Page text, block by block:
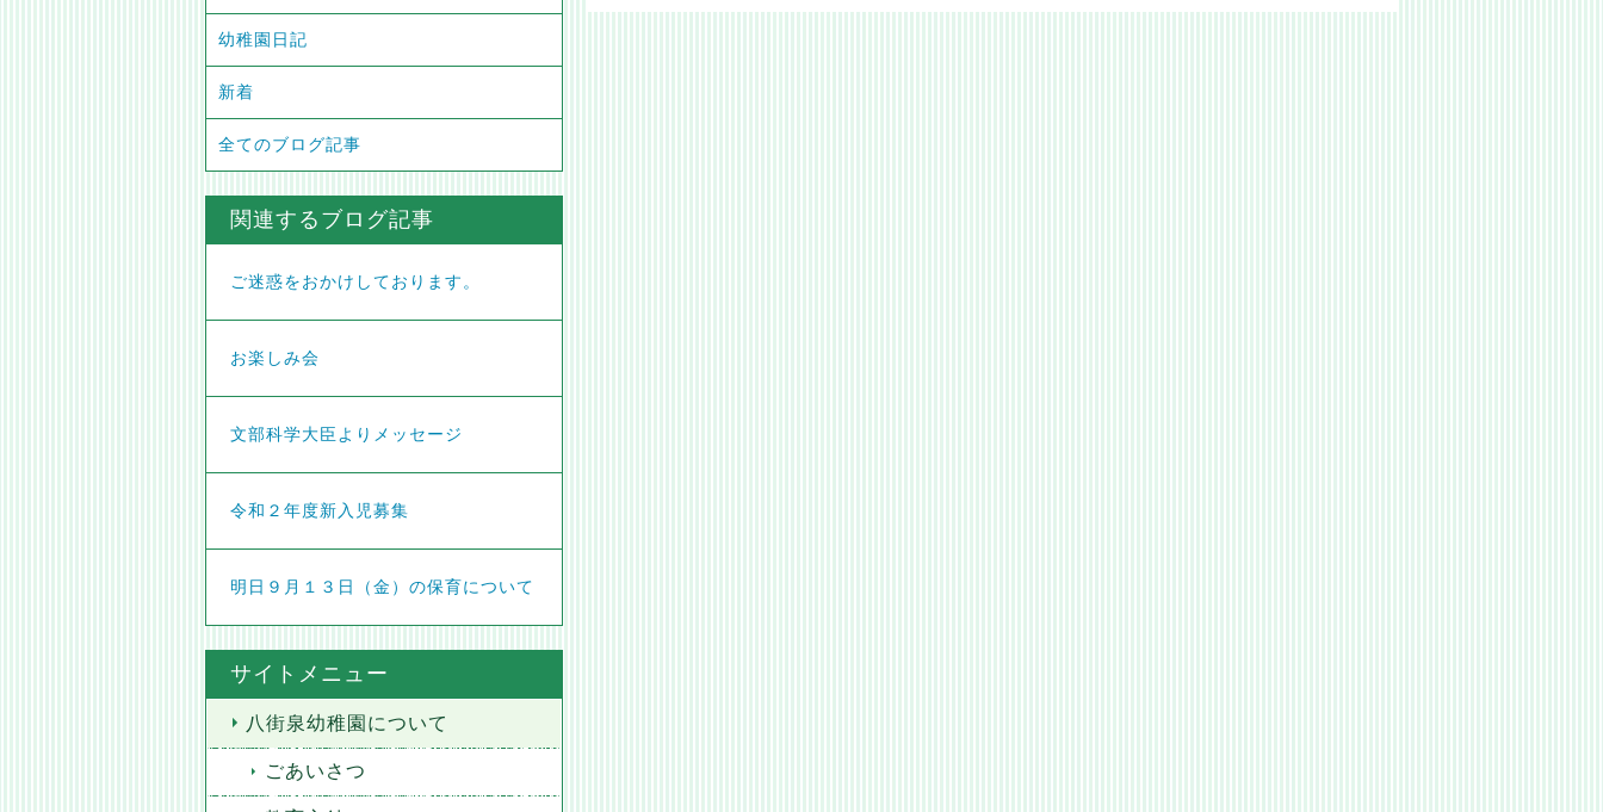
幼稚園日記
新着
全てのブログ記事
関連するブログ記事
ご迷惑をおかけしております。
お楽しみ会
文部科学大臣よりメッセージ
令和２年度新入児募集
明日９月１３日（金）の保育について
サイトメニュー
八街泉幼稚園について
ごあいさつ